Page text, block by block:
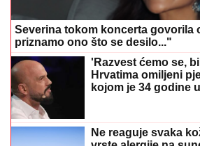
Severina tokom koncerta govorila
priznamo ono što se desilo..."
'Razvest ćemo se,
Hrvatima omiljeni
kojom je 34 godine
Ne reaguje svaka